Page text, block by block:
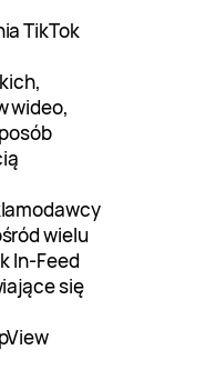
TikTok
wideo,
wielu
In-Feed
się